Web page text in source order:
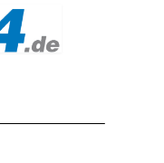
HLF